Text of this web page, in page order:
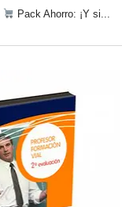
Pack Ahorro: ¡Y si...